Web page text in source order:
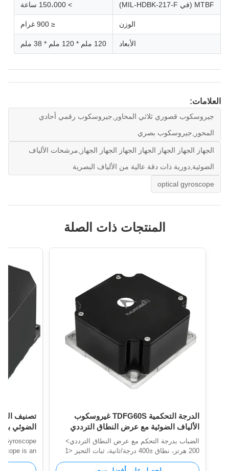
MTBF (في MIL-HDBK-217-F) > 150،000 ساعة
الوزن ≤ 900 غرام
الأبعاد 120 ملم * 120 ملم * 38 ملم
العلامات:
جيروسكوب قصوري ثلاثي المحاور,جيروسكوب رقمي أحادي
المحور,جيروسكوب بصري
الجهاز الجهاز الجهاز الجهاز الجهاز الجهاز الجهاز,مرشحات الألياف
الضوئية,دورية ذات دقة عالية من الألياف البصرية
optical gyroscope
المنتجات ذات الصلة
الدرجة التحكمية TDFG60S غيروسكوب
الألياف الضوئية مع عرض النطاق الترددي
العالي وتصميم مضغوط
الضباب بدرجة التحكم مع عرض النطاق الترددي>
200 هرتز، نطاق ±400 درجة/ثانية، ثبات التحيز <1
درجة/ساعة. تصميم مدمج وخفيف الوزن ومزود
Gyroscope
is an
utilizes